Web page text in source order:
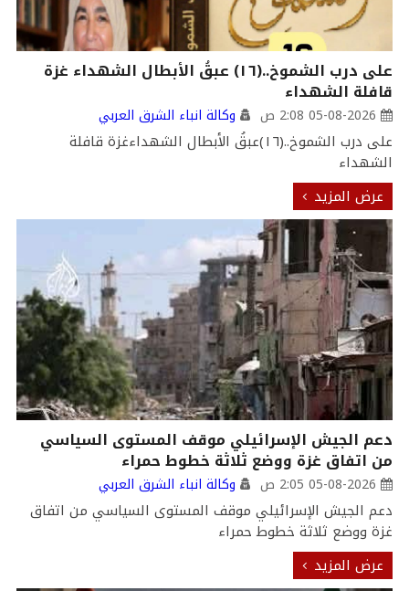
على درب الشموخ..(١٦) عبقُ الأبطال الشهداء غزة
قافلة الشهداء
05-08-2026 2:08 ص وكالة انباء الشرق العربي
على درب الشموخ..(١٦)عبقُ الأبطال الشهداءغزة قافلة
الشهداء
عرض المزيد
دعم الجيش الإسرائيلي موقف المستوى السياسي
من اتفاق غزة ووضع ثلاثة خطوط حمراء
05-08-2026 2:05 ص وكالة انباء الشرق العربي
دعم الجيش الإسرائيلي موقف المستوى السياسي من اتفاق
غزة ووضع ثلاثة خطوط حمراء
عرض المزيد